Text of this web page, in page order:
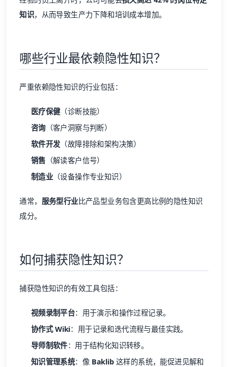
知识，从而导致生产力下降和培训成本增加。
哪些行业最依赖隐性知识？
严重依赖隐性知识的行业包括：
医疗保健（诊断技能）
咨询 （客户洞察与判断）
软件开发 （故障排除和架构决策）
销售 （解读客户信号）
制造业 （设备操作专业知识）
通常， 服务型行业比产品型业务包含更高比例的隐性知识
成分。
如何捕获隐性知识？
捕获隐性知识的有效工具包括：
视频录制平台：用于演示和操作过程记录。
协作式 Wiki：用于记录和迭代流程与最佳实践。
导师制软件：用于结构化知识转移。
知识管理系统：像 Baklib 这样的系统，能促进见解和